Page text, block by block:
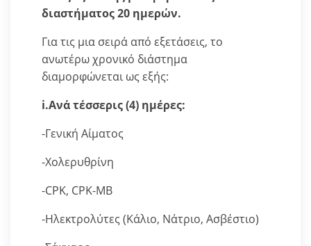
διαστήματος 20 ημερών.
Για τις μια σειρά από εξετάσεις, το
ανωτέρω χρονικό διάστημα
διαμορφώνεται ως εξής:
i.Ανά τέσσερις (4) ημέρες:
-Γενική Αίματος
-Χολερυθρίνη
-CPK, CPK-MB
-Ηλεκτρολύτες (Κάλιο, Νάτριο, Ασβέστιο)